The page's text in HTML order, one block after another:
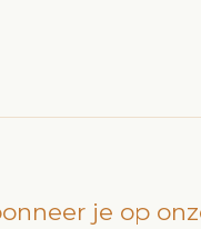
je op